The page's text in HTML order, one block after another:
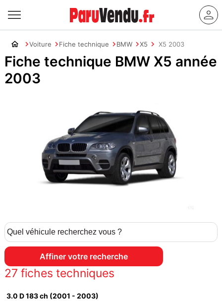
Voiture Fiche technique BMW X5 X5 2003
Fiche technique BMW X5 année
2003
27 fiches techniques
3.0 D 183 ch (2001 - 2003)